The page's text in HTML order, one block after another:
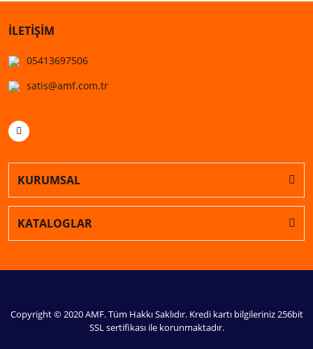
İLETİŞİM
05413697506
satis@amf.com.tr
KURUMSAL
KATALOGLAR
Copyright © 2020 AMF. Tüm Hakkı Saklıdır. Kredi kartı bilgileriniz 256bit
SSL sertifikası ile korunmaktadır.